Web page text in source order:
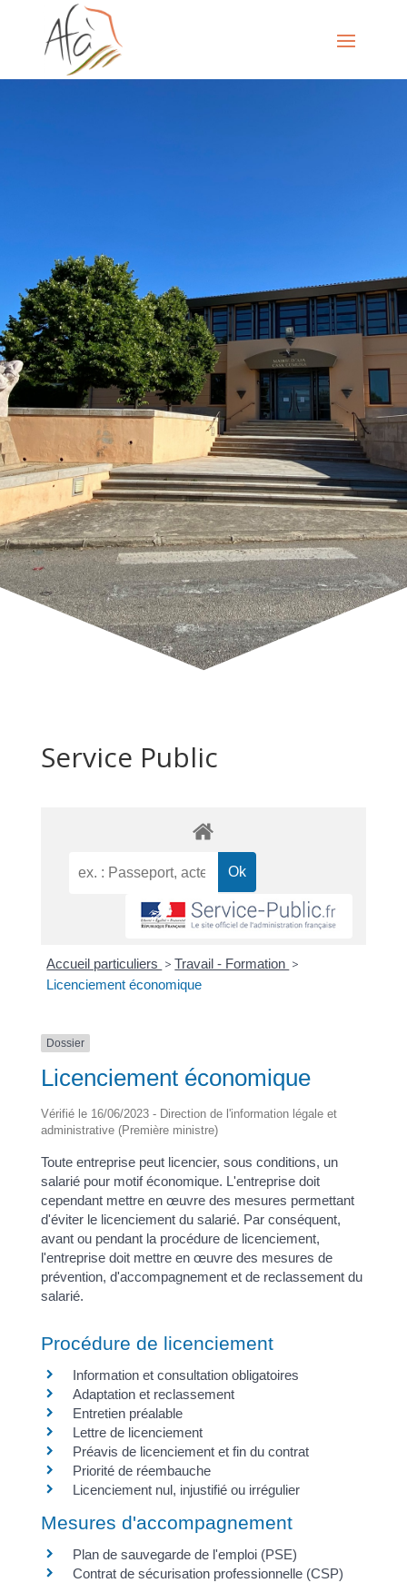
Service Public
Accueil particuliers > Travail - Formation >
Licenciement économique
Dossier
Licenciement économique
Vérifié le 16/06/2023 - Direction de l'information légale et
administrative (Première ministre)
Toute entreprise peut licencier, sous conditions, un
salarié pour motif économique. L'entreprise doit
cependant mettre en œuvre des mesures permettant
d'éviter le licenciement du salarié. Par conséquent,
avant ou pendant la procédure de licenciement,
l'entreprise doit mettre en œuvre des mesures de
prévention, d'accompagnement et de reclassement du
salarié.
Procédure de licenciement
Information et consultation obligatoires
Adaptation et reclassement
Entretien préalable
Lettre de licenciement
Préavis de licenciement et fin du contrat
Priorité de réembauche
Licenciement nul, injustifié ou irrégulier
Mesures d'accompagnement
Plan de sauvegarde de l'emploi (PSE)
Contrat de sécurisation professionnelle (CSP)